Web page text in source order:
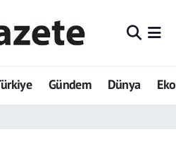
Gündem Dünya